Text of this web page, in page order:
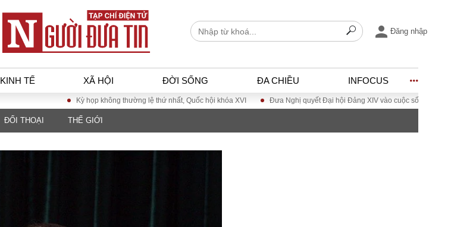
Đăng nhập
KINH TẾ XÃ HỘI ĐỜI SỐNG ĐA CHIỀU INFOCUS
KINH TẾ
Kỳ họp không thường lệ thứ nhất, Quốc hội khóa XVI Đưa Nghị quyết Đại hội Đảng XIV vào cuộc sống Hướng tới Đại hội
ĐỐI THOẠI THẾ GIỚI